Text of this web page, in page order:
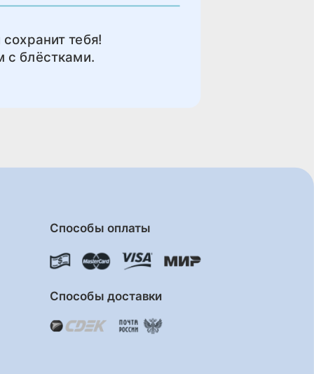
тебя!
с блёстками.
Способы оплаты
Способы доставки